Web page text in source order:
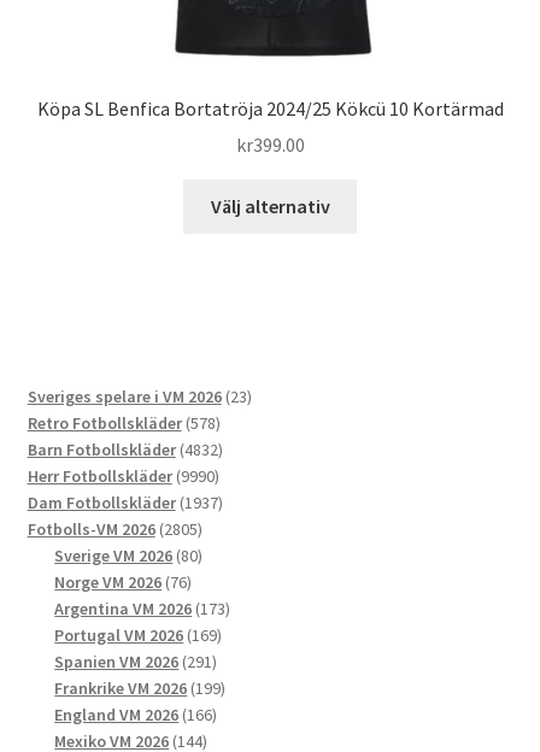
Köpa SL Benfica Bortatröja 2024/25 Kökcü 10 Kortärmad
kr399.00
Välj alternativ
Sveriges spelare i VM 2026 2323
Retro Fotbollskläder 578578
produkter
Barn Fotbollskläder 48324832
produkter
Herr Fotbollskläder 99909990
produkter
Dam Fotbollskläder 19371937
Fotbolls-VM 2026 28052805
produkter
Sverige VM 2026 8080
Norge VM 2026 7676
produkter
Argentina VM 2026 173173
Portugal VM 2026 169169
Spanien VM 2026 291291
produkter
Frankrike VM 2026 199199
England VM 2026 166166
Mexiko VM 2026 144144